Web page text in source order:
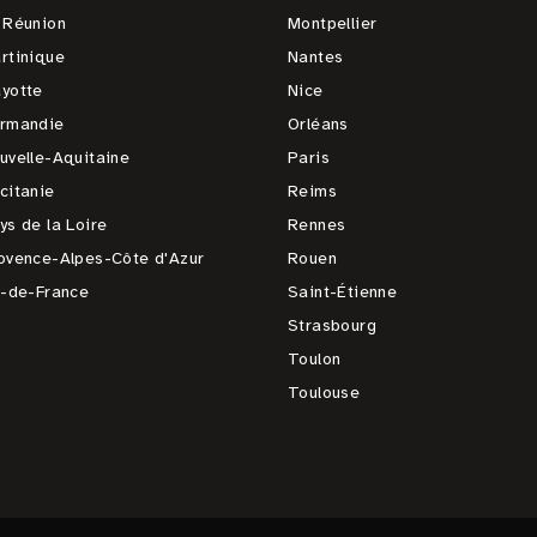
Aquitaine
de la Loire
Alpes-Côte d'Azur
de-France
Montpellier
Nantes
Nice
Orléans
Paris
Reims
Rennes
Rouen
Saint-Étienne
Strasbourg
Toulon
Toulouse